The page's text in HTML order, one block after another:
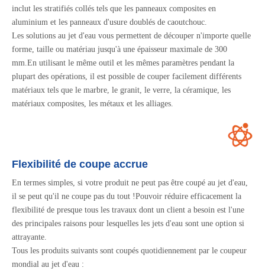
inclut les stratifiés collés tels que les panneaux composites en
aluminium et les panneaux d'usure doublés de caoutchouc.
Les solutions au jet d'eau vous permettent de découper n'importe quelle
forme, taille ou matériau jusqu'à une épaisseur maximale de 300
mm.En utilisant le même outil et les mêmes paramètres pendant la
plupart des opérations, il est possible de couper facilement différents
matériaux tels que le marbre, le granit, le verre, la céramique, les
matériaux composites, les métaux et les alliages.
Flexibilité de coupe accrue
En termes simples, si votre produit ne peut pas être coupé au jet d'eau,
il se peut qu'il ne coupe pas du tout !Pouvoir réduire efficacement la
flexibilité de presque tous les travaux dont un client a besoin est l'une
des principales raisons pour lesquelles les jets d'eau sont une option si
attrayante.
Tous les produits suivants sont coupés quotidiennement par le coupeur
mondial au jet d'eau :